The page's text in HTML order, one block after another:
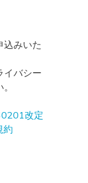
込みいた
イバシー
改定
約